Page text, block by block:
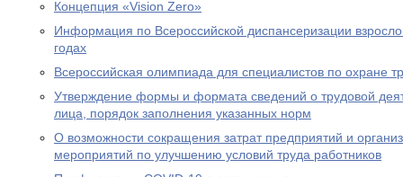
Концепция «Vision Zero»
Информация по Всероссийской диспансеризации
годах
Всероссийская олимпиада для специалистов по охране
Утверждение формы и формата сведений о трудовой
лица, порядок заполнения указанных норм
О возможности сокращения затрат предприятий и
мероприятий по улучшению условий труда работников